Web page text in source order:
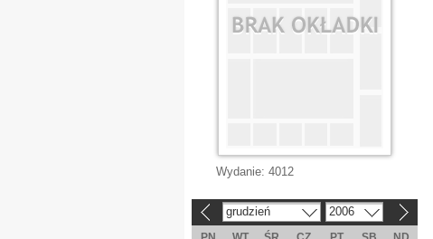
Wydanie: 4012
grudzień 2006